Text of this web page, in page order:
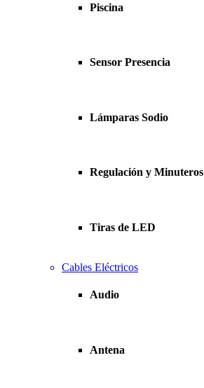
Piscina
Sensor Presencia
Lámparas Sodio
Regulación y Minuteros
Tiras de LED
Cables Eléctricos
Audio
Antena